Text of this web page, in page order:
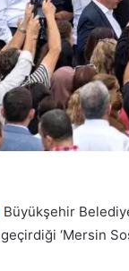
Büyükşehir
‘Mersin